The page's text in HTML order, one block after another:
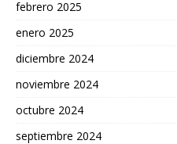
febrero 2025
enero 2025
diciembre 2024
noviembre 2024
octubre 2024
septiembre 2024